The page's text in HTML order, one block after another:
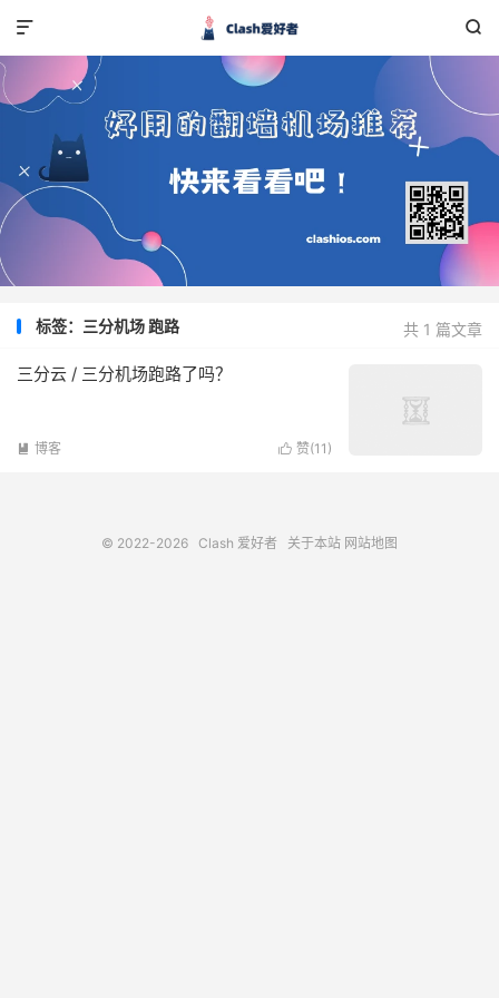


共 1 篇文章
标签：三分机场 跑路
三分云 / 三分机场跑路了吗？
 赞(11 )
 博客
© 2022-2026 Clash 爱好者 关于本站 网站地图